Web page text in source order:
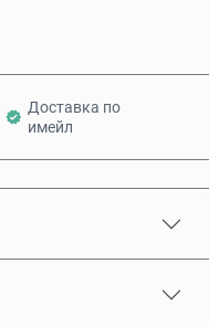
Доставка по
имейл